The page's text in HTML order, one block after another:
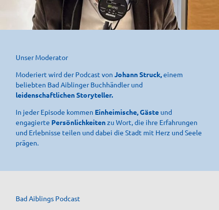
Unser Moderator
Moderiert wird der Podcast von Johann Struck,einem
beliebten Bad Aiblinger Buchhändler und
leidenschaftlichen Storyteller.
In jeder Episode kommen Einheimische, Gäste und
engagierte Persönlichkeitenzu Wort, die ihre Erfahrungen
und Erlebnisse teilen und dabei die Stadt mit Herz und Seele
prägen.
Bad Aiblings Podcast